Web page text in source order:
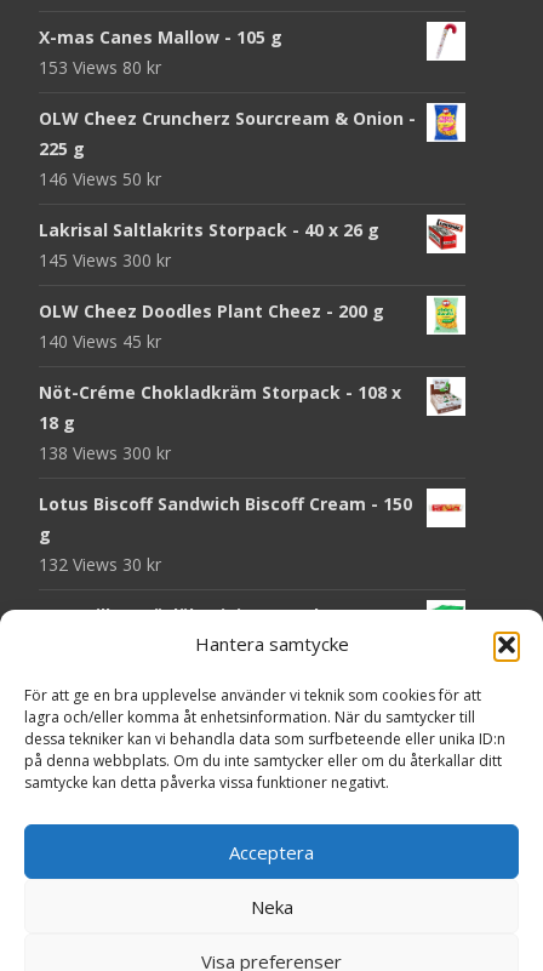
Hantera samtycke
För att ge en bra upplevelse använder vi teknik som cookies för att
lagra och/eller komma åt enhetsinformation. När du samtycker till
dessa tekniker kan vi behandla data som surfbeteende eller unika ID:n
på denna webbplats. Om du inte samtycker eller om du återkallar ditt
samtycke kan detta påverka vissa funktioner negativt.
Acceptera
Neka
Visa preferenser
X-mas Canes Mallow - 105 g
153 Views 80 kr
OLW Cheez Cruncherz Sourcream & Onion -
225 g
146 Views 50 kr
Lakrisal Saltlakrits Storpack - 40 x 26 g
145 Views 300 kr
OLW Cheez Doodles Plant Cheez - 200 g
140 Views 45 kr
Nöt-Créme Chokladkräm Storpack - 108 x
18 g
138 Views 300 kr
Lotus Biscoff Sandwich Biscoff Cream - 150
g
132 Views 30 kr
OLW Dill & Gräslök Mini Storpack - 20 x 40 g
Pringles Hot Kickin' Sour Cream Chips - 160
g
127 Views50kr